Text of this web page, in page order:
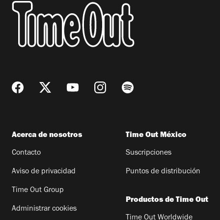
Acerca de nosotros
Contacto
Aviso de privacidad
Time Out Group
Administrar cookies
Time Out México
Suscripciones
Puntos de distribución
Productos de Time Out
Time Out Worldwide